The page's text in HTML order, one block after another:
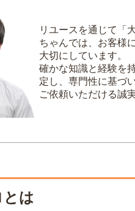
人気は根強い
ルドカップ公式タイムキー
ロの個性に魅せられる人が
った｜まとめ
リユースを通じて「
ちゃんでは、お客様
大切にしています。
確かな知識と経験を
定し、専門性に基づ
ご依頼いただける誠
は